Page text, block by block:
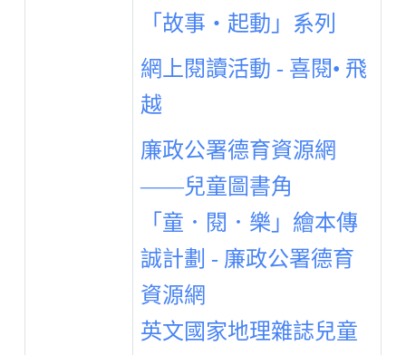
「故事・起動」系列
網上閱讀活動 - 喜閱• 飛
越
廉政公署德育資源網
——兒童圖書角
「童．閱．樂」繪本傳
誠計劃 - 廉政公署德育
資源網
英文國家地理雜誌兒童